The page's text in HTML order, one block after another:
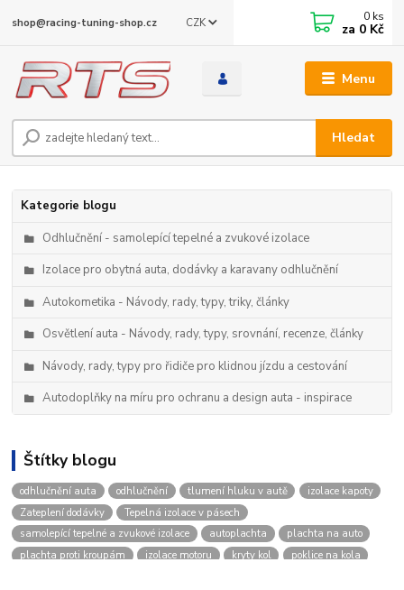
Menu
CZK
Hledat
shop@racing-tuning-shop.cz 0 ks
za 0 Kč
Kategorie blogu
Odhlučnění - samolepící tepelné a zvukové izolace
Izolace pro obytná auta, dodávky a karavany odhlučnění
Autokometika - Návody, rady, typy, triky, články
Osvětlení auta - Návody, rady, typy, srovnání, recenze, články
Návody, rady, typy pro řidiče pro klidnou jízdu a cestování
Autodoplňky na míru pro ochranu a design auta - inspirace
Štítky blogu
odhlučnění auta odhlučnění tlumení hluku v autě
izolace kapoty
Zateplení dodávky
Tepelná izolace v pásech
samolepící tepelné a zvukové izolace
autoplachta
plachta na auto
plachta proti kroupám
izolace motoru kryty kol
poklice na kola